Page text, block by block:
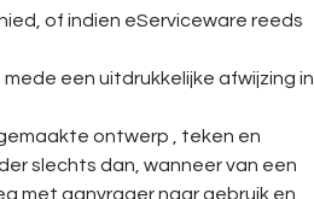
of indien eServiceware reeds
een uitdrukkelijke afwijzing in
ontwerp , teken en
slechts dan, wanneer van een
met aanvrager naar gebruik en